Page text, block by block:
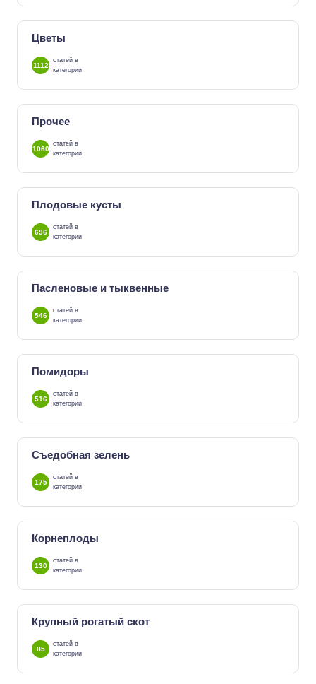
Цветы
1112
статей в
категории
Прочее
1060
статей в
категории
Плодовые кусты
696
статей в
категории
Пасленовые и тыквенные
546
статей в
категории
Помидоры
516
статей в
категории
Съедобная зелень
175
статей в
категории
Корнеплоды
130
статей в
категории
Крупный рогатый скот
85
статей в
категории